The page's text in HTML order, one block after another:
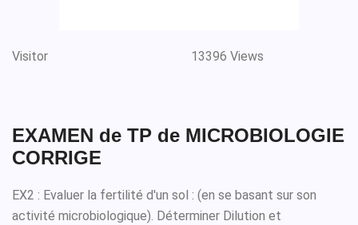
Visitor 13396 Views
EXAMEN de TP de MICROBIOLOGIE
CORRIGE
EX2 : Evaluer la fertilité d'un sol : (en se basant sur son
activité microbiologique). Déterminer Dilution et